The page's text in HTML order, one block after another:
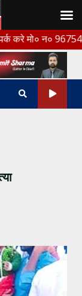
9675456888